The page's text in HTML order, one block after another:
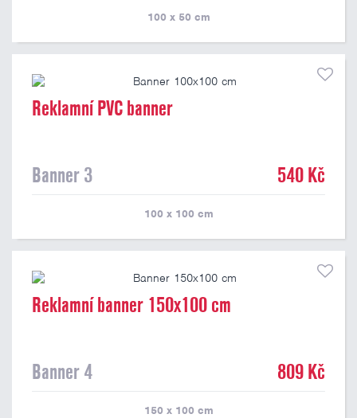
100 x 50 cm
Reklamní PVC banner
Banner 3 540 Kč
100 x 100 cm
Reklamní banner 150x100 cm
Banner 4 809 Kč
150 x 100 cm